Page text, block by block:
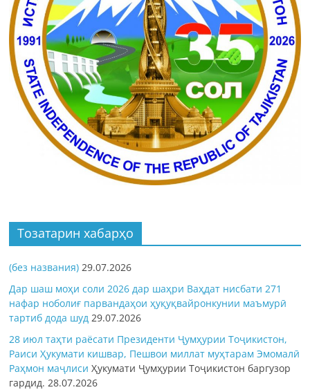
Тозатарин хабарҳо
(без названия) 29.07.2026
Дар шаш моҳи соли 2026 дар шаҳри Ваҳдат нисбати 271
нафар ноболиғ парвандаҳои ҳуқуқвайронкунии маъмурӣ
тартиб дода шуд 29.07.2026
28 июл таҳти раёсати Президенти Ҷумҳурии Тоҷикистон,
Раиси Ҳукумати кишвар, Пешвои миллат муҳтарам Эмомалӣ
Раҳмон маҷлисиҲукумати Ҷумҳурии Тоҷикистон баргузор
гардид.28.07.2026